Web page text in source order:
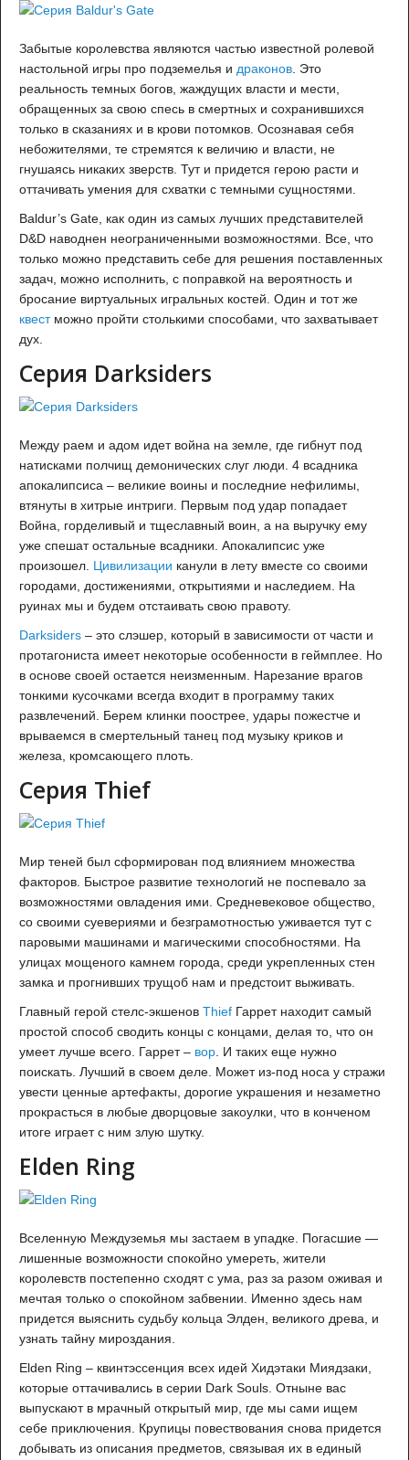
Забытые королевства являются частью известной ролевой
настольной игры про подземелья и драконов . Это
реальность темных богов, жаждущих власти и мести,
обращенных за свою спесь в смертных и сохранившихся
только в сказаниях и в крови потомков. Осознавая себя
небожителями, те стремятся к величию и власти, не
гнушаясь никаких зверств. Тут и придется герою расти и
оттачивать умения для схватки с темными сущностями.
Baldur’s Gate, как один из самых лучших представителей
D&D наводнен неограниченными возможностями. Все, что
только можно представить себе для решения поставленных
задач, можно исполнить, с поправкой на вероятность и
бросание виртуальных игральных костей. Один и тот же
квестможно пройти столькими способами, что захватывает
дух.
Серия Darksiders
Между раем и адом идет война на земле, где гибнут под
натисками полчищ демонических слуг люди. 4 всадника
апокалипсиса – великие воины и последние нефилимы,
втянуты в хитрые интриги. Первым под удар попадает
Война, горделивый и тщеславный воин, а на выручку ему
уже спешат остальные всадники. Апокалипсис уже
произошел. Цивилизации канули в лету вместе со своими
городами, достижениями, открытиями и наследием. На
руинах мы и будем отстаивать свою правоту.
Darksiders – это слэшер, который в зависимости от части и
протагониста имеет некоторые особенности в геймплее. Но
в основе своей остается неизменным. Нарезание врагов
тонкими кусочками всегда входит в программу таких
развлечений. Берем клинки поострее, удары пожестче и
врываемся в смертельный танец под музыку криков и
железа, кромсающего плоть.
Серия Thief
Мир теней был сформирован под влиянием множества
факторов. Быстрое развитие технологий не поспевало за
возможностями овладения ими. Средневековое общество,
со своими суевериями и безграмотностью уживается тут с
паровыми машинами и магическими способностями. На
улицах мощеного камнем города, среди укрепленных стен
замка и прогнивших трущоб нам и предстоит выживать.
Главный герой стелс-экшеновThief Гаррет находит самый
простой способ сводить концы с концами, делая то, что он
умеет лучше всего. Гаррет – вор . И таких еще нужно
поискать. Лучший в своем деле. Может из-под носа у стражи
увести ценные артефакты, дорогие украшения и незаметно
прокрасться в любые дворцовые закоулки, что в конченом
итоге играет с ним злую шутку.
Elden Ring
Вселенную Междуземья мы застаем в упадке. Погасшие —
лишенные возможности спокойно умереть, жители
королевств постепенно сходят с ума, раз за разом оживая и
мечтая только о спокойном забвении. Именно здесь нам
придется выяснить судьбу кольца Элден, великого древа, и
узнать тайну мироздания.
Elden Ring – квинтэссенция всех идей Хидэтаки Миядзаки,
которые оттачивались в серии Dark Souls. Отныне вас
выпускают в мрачный открытый мир, где мы сами ищем
себе приключения. Крупицы повествования снова придется
добывать из описания предметов, связывая их в единый